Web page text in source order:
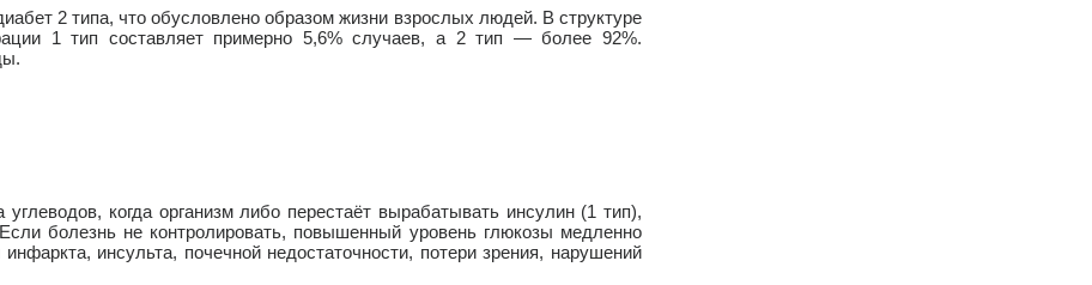
2 типа, что обусловлено образом жизни взрослых людей. В структуре
1 тип составляет примерно 5,6% случаев, а 2 тип — более 92%.
когда организм либо перестаёт вырабатывать инсулин (1 тип),
болезнь не контролировать, повышенный уровень глюкозы медленно
инсульта, почечной недостаточности, потери зрения, нарушений